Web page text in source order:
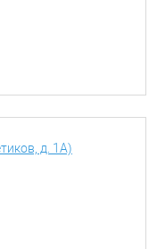
д. 1А)